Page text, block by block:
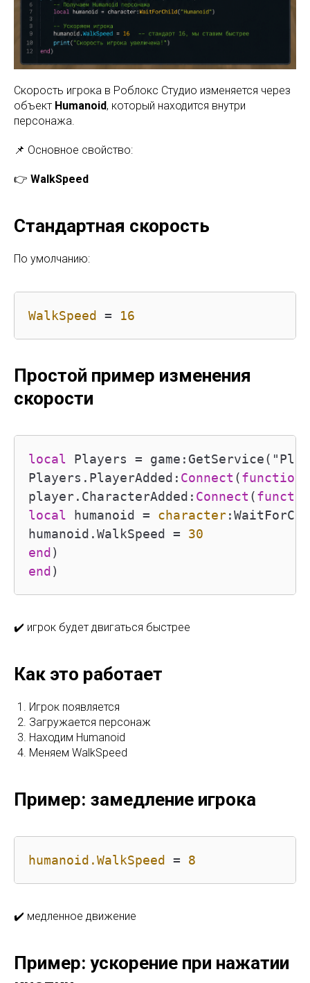
Скорость игрока в Роблокс Студио изменяется через
объект Humanoid, который находится внутри
персонажа.
📌 Основное свойство:
👉 WalkSpeed
Стандартная скорость
По умолчанию:
WalkSpeed = 16
Простой пример изменения
скорости
local Players =
Players.PlayerAdded: Connect (function
player.CharacterAdded: Connect (
local humanoid = character
humanoid.WalkSpeed =
30
end
end )
✔️ игрок будет двигаться быстрее
Как это работает
Игрок появляется
Загружается персонаж
Находим Humanoid
Меняем WalkSpeed
Пример: замедление игрока
humanoid.WalkSpeed = 8
✔️ медленное движение
Пример: ускорение при нажатии